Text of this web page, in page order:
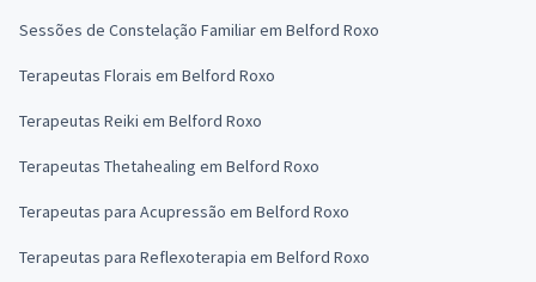
Sessões de Constelação Familiar em Belford Roxo
Terapeutas Florais em Belford Roxo
Terapeutas Reiki em Belford Roxo
Terapeutas Thetahealing em Belford Roxo
Terapeutas para Acupressão em Belford Roxo
Terapeutas para Reflexoterapia em Belford Roxo